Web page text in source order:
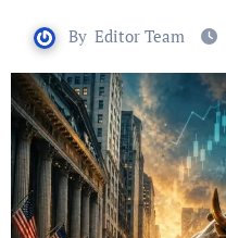
By Editor Team